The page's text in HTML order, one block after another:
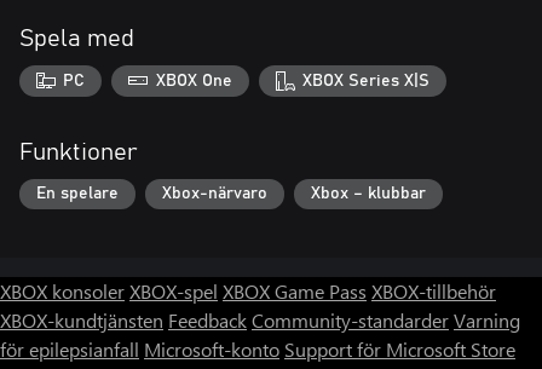
Spela med
PC XBOX One XBOX Series X|S
Funktioner
En spelare Xbox-närvaro Xbox – klubbar
XBOX konsolerXBOX-spel XBOX Game Pass XBOX-tillbehör
XBOX-kundtjänsten FeedbackCommunity-standarderVarning
för epilepsianfall Microsoft-konto Support för Microsoft Store